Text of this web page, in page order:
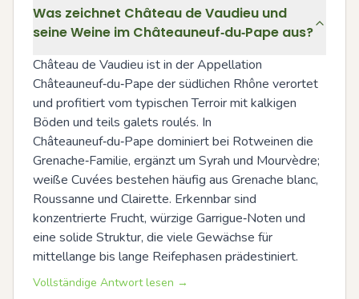
Was zeichnet Château de Vaudieu und
seine Weine im Châteauneuf‑du‑Pape aus?
Château de Vaudieu ist in der Appellation
Châteauneuf‑du‑Pape der südlichen Rhône verortet
und profitiert vom typischen Terroir mit kalkigen
Böden und teils galets roulés. In
Châteauneuf‑du‑Pape dominiert bei Rotweinen die
Grenache‑Familie, ergänzt um Syrah und Mourvèdre;
weiße Cuvées bestehen häufig aus Grenache blanc,
Roussanne und Clairette. Erkennbar sind
konzentrierte Frucht, würzige Garrigue‑Noten und
eine solide Struktur, die viele Gewächse für
mittellange bis lange Reifephasen prädestiniert.
Vollständige Antwort lesen →